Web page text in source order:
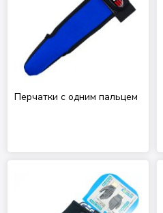
Перчатки с одним пальцем